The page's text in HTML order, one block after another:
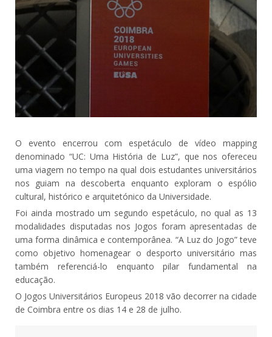
O evento encerrou com espetáculo de vídeo mapping
denominado “UC: Uma História de Luz”, que nos ofereceu
uma viagem no tempo na qual dois estudantes universitários
nos guiam na descoberta enquanto exploram o espólio
cultural, histórico e arquitetónico da Universidade.
Foi ainda mostrado um segundo espetáculo, no qual as 13
modalidades disputadas nos Jogos foram apresentadas de
uma forma dinâmica e contemporânea. “A Luz do Jogo” teve
como objetivo homenagear o desporto universitário mas
também referenciá-lo enquanto pilar fundamental na
educação.
O Jogos Universitários Europeus 2018 vão decorrer na cidade
de Coimbra entre os dias 14 e 28 de julho.